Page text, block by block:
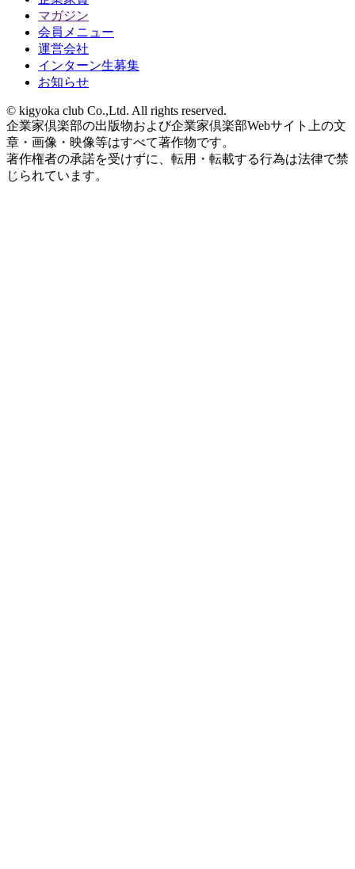
マガジン
会員メニュー
運営会社
インターン生募集
お知らせ
© kigyoka club Co.,Ltd. All rights reserved.
企業家倶楽部の出版物および企業家倶楽部Webサイト上の文
章・画像・映像等はすべて著作物です。
著作権者の承諾を受けずに、転用・転載する行為は法律で禁
じられています。